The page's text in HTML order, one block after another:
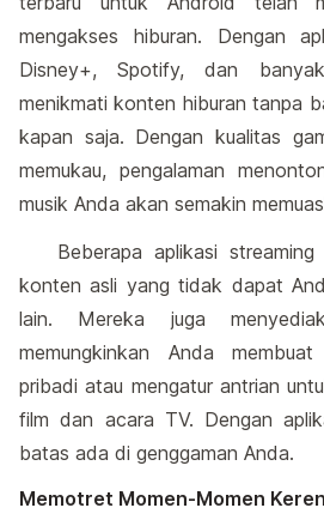
mengakses hiburan. Dengan
Disney+, Spotify, dan
menikmati konten hiburan tanpa
kapan saja. Dengan kualitas
memukau, pengalaman
musik Anda akan semakin
Beberapa aplikasi
konten asli yang tidak dapat
lain. Mereka juga
memungkinkan Anda
pribadi atau mengatur antrian
film dan acara TV. Dengan
batas ada di genggaman Anda.
Memotret Momen-Momen